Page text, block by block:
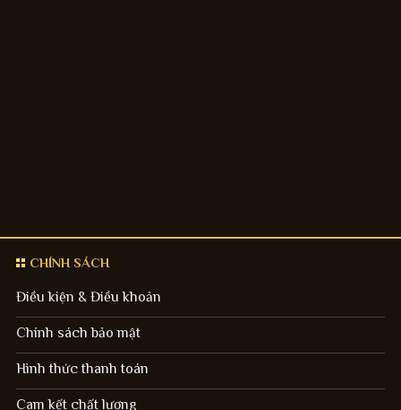
CHÍNH SÁCH
Điều kiện & Điều khoản
Chính sách bảo mật
Hình thức thanh toán
Cam kết chất lượng